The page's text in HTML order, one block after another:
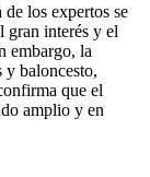
los expertos se
gran interés y el
embargo, la
y baloncesto,
que el
amplio y en